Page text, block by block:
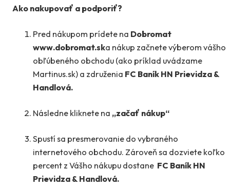
Ako nakupovať a podporiť?
Pred nákupom prídete na Dobromat
www.dobromat.ska nákup začnete výberom vášho
obľúbeného obchodu (ako príklad uvádzame
Martinus.sk) a združenia FC Baník HN Prievidza &
Handlová.
Následne kliknete na „začať nákup“
Spustí sa presmerovanie do vybraného
internetového obchodu. Zároveň sa dozviete koľko
percent z Vášho nákupu dostane FC Baník HN
Prievidza & Handlová.